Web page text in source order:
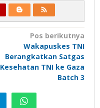
Pos berikutnya
Wakapuskes TNI
Berangkatkan Satgas
Kesehatan TNI ke Gaza
Batch 3